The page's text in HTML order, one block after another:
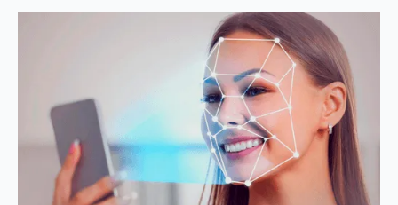
auch juristische Personen ab. Dabei bleibt der
Onboarding-Prozess durch mesoneers hauseigene
Lösung zur digitalen Identifikation, welche direkt in
die Onboarding-Lösung integriert ist, stets
komfortabel und erfüllt gleichzeitig die nötigen
regulatorischen Bestimmungen. Aktuell planen
sechs Banken des ESPRIT Netzwerks auf die neue
Lösung umzusteigen, wobei die Anwendung durch
ihre Mandantenfähigkeit auch weiteren Banken des
Netzwerks offensteht.